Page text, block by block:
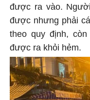
được ra vào.
được nhưng phải
theo quy định,
được ra khỏi hẻm.